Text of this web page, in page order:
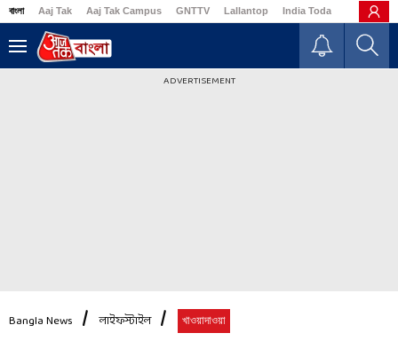
বাংলা Aaj Tak Aaj Tak Campus GNTTV Lallantop India Today Business
ADVERTISEMENT
Bangla News লাইফস্টাইল খাওয়াদাওয়া